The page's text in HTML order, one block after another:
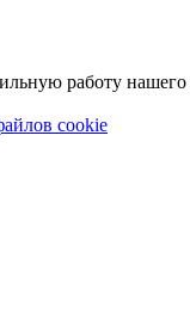
работу нашего
cookie